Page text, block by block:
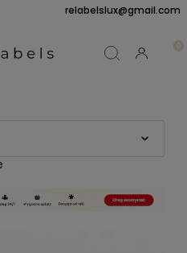
relabelslux@gmail.com